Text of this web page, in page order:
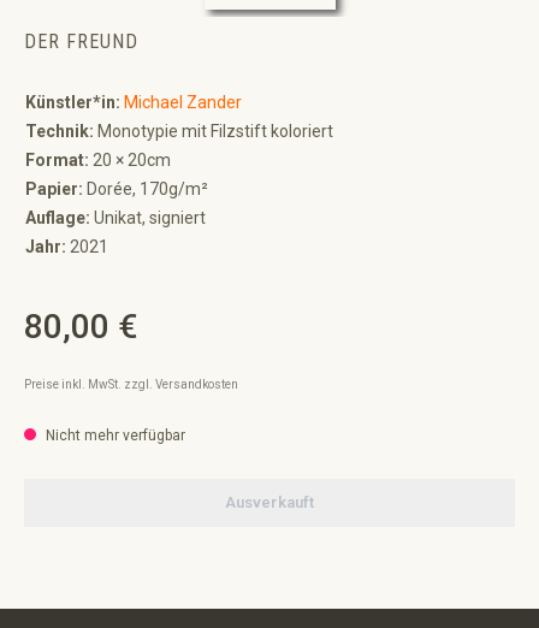
DER FREUND
Künstler*in: Michael Zander
Technik: Monotypie mit Filzstift koloriert
Format: 20 × 20cm
Papier: Dorée, 170g/m²
Auflage: Unikat, signiert
Jahr: 2021
Regulärer Preis:
80,00 €
Preise inkl. MwSt. zzgl. Versandkosten
Nicht mehr verfügbar
Ausverkauft